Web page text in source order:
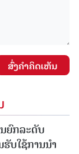
ສົ່ງຄໍາຄິດເຫັນ
ຍົກລະດັບ
ບໃຊ້ການນໍາ